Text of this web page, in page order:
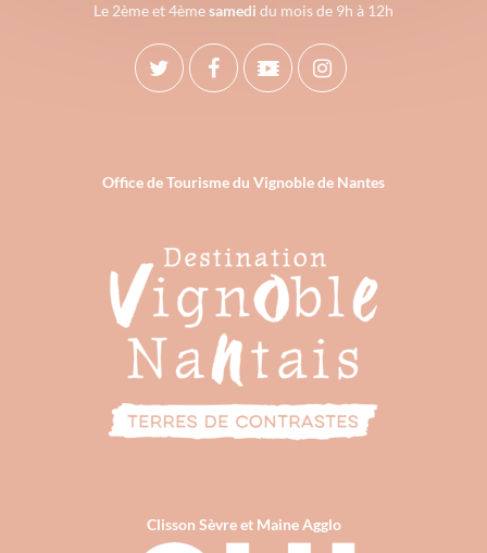
Le 2ème et 4èmesamedi du mois de 9h à 12h
Office de Tourisme du Vignoble de Nantes
Clisson Sèvre et Maine Agglo